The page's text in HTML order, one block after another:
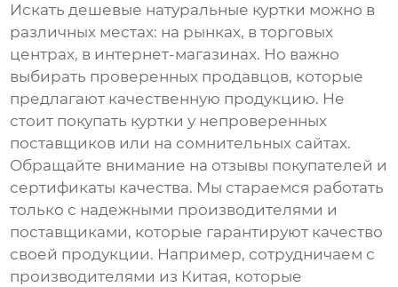
Искатьдешевые натуральные куртки можно в
различных местах: на рынках, в торговых
центрах, в интернет-магазинах. Но важно
выбирать проверенных продавцов, которые
предлагают качественную продукцию. Не
стоит покупать куртки у непроверенных
поставщиков или на сомнительных сайтах.
Обращайте внимание на отзывы покупателей и
сертификаты качества. Мы стараемся работать
только с надежными производителями и
поставщиками, которые гарантируют качество
своей продукции. Например, сотрудничаем с
производителями из Китая, которые